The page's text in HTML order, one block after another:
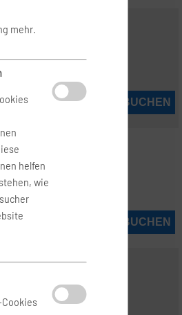
la Frontera ( XRY )
JETZT BUCHEN
la Frontera ( XRY )
JETZT BUCHEN
la Frontera ( XRY )
mehr.
helfen
wie